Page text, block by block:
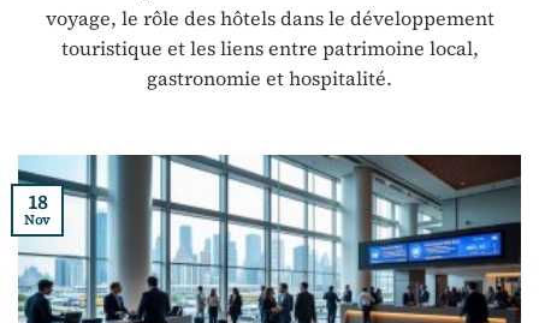
voyage, le rôle des hôtels dans le développement
touristique et les liens entre patrimoine local,
gastronomie et hospitalité.
18
Nov